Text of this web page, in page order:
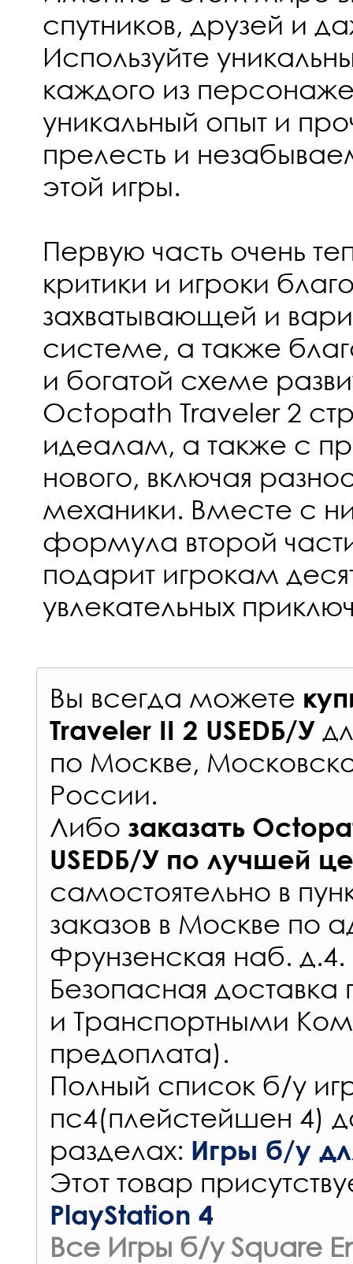
спутников, друзей и
Используйте
каждого из
уникальный опыт и
прелесть и
этой игры.
Первую часть очень
критики и игроки
захватывающей и
системе, а также
и богатой схеме
Octopath Traveler 2
идеалам, а также с
нового, включая
механики. Вместе с
формула второй
подарит игрокам
увлекательных
Вы всегда можете
Traveler II 2 USEDБ/У
по Москве,
России.
Либо заказать
USEDБ/У по лучшей
самостоятельно в
заказов в Москве по
Фрунзенская наб. д.4.
Безопасная
и Транспортными
предоплата).
Полный список б/у
пс4(плейстейшен 4)
разделах: Игры б/у
Этот товар
PlayStation 4
Все Игры б/у Square